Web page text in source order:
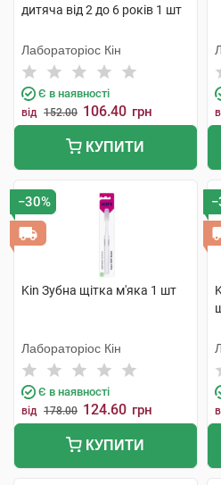
дитяча від 2 до 6 років 1 шт
Лабораторіос Кін
Є в наявності
від 152.00 106.40 грн
КУПИТИ
−30%
Kin Зубна щітка м'яка 1 шт
Лабораторіос Кін
Є в наявності
від 178.00 124.60 грн
КУПИТИ